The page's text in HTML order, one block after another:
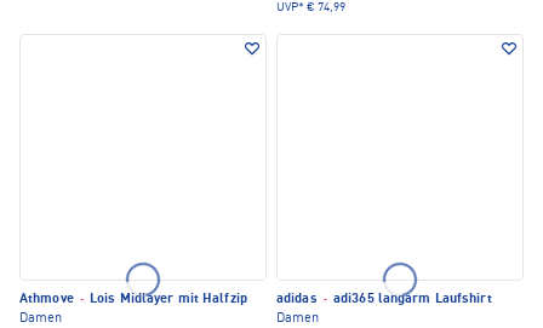
UVP* € 74,99
Athmove · Lois Midlayer mit Halfzip
Damen
adidas · adi365 langarm Laufshirt
Damen